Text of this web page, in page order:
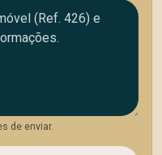
de enviar.